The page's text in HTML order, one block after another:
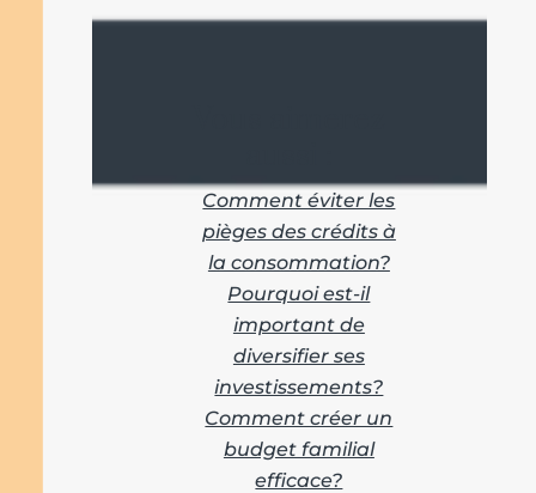
Comment éviter les
pièges des crédits à
la consommation?
Pourquoi est-il
important de
diversifier ses
investissements?
Comment créer un
budget familial
efficace?